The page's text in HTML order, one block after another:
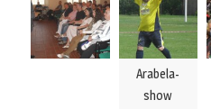
Arabela-
show